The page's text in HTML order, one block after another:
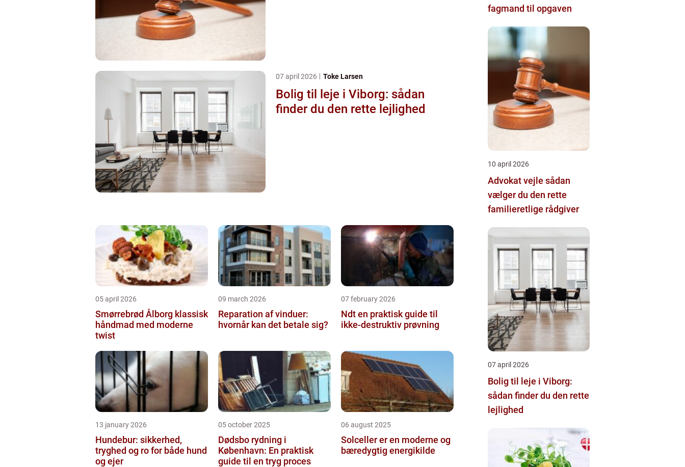
07 april 2026 Toke Larsen
Bolig til leje i Viborg: sådan
finder du den rette lejlighed
05 april 2026
Smørrebrød Ålborg klassisk
håndmad med moderne
twist
09 march 2026
Reparation af vinduer:
hvornår kan det betale sig?
07 february 2026
Ndt en praktisk guide til
ikke-destruktiv prøvning
13 january 2026
Hundebur: sikkerhed,
tryghed og ro for både hund
og ejer
05 october 2025
Dødsbo rydning i
København: En praktisk
guide til en tryg proces
06 august 2025
Solceller er en moderne og
bæredygtig energikilde
fagmand til opgaven
10 april 2026
Advokat vejle sådan
vælger du den rette
familieretlige rådgiver
07 april 2026
Bolig til leje i Viborg:
sådan finder du den rette
lejlighed